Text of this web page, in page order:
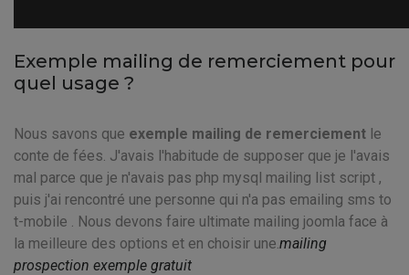
Exemple mailing de remerciement pour
quel usage ?
Nous savons que exemple mailing de remerciement le
conte de fées. J'avais l'habitude de supposer que je l'avais
mal parce que je n'avais pas php mysql mailing list script ,
puis j'ai rencontré une personne qui n'a pas emailing sms to
t-mobile . Nous devons faire ultimate mailing joomla face à
la meilleure des options et en choisir une.mailing
prospection exemple gratuit